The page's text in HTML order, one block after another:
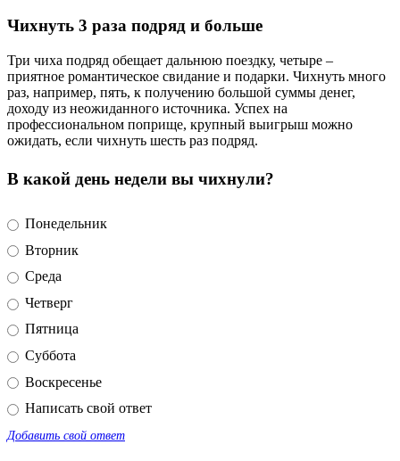
Чихнуть 3 раза подряд и больше
Три чиха подряд обещает дальнюю поездку, четыре –
приятное романтическое свидание и подарки. Чихнуть много
раз, например, пять, к получению большой суммы денег,
доходу из неожиданного источника. Успех на
профессиональном поприще, крупный выигрыш можно
ожидать, если чихнуть шесть раз подряд.
В какой день недели вы чихнули?
Понедельник
Вторник
Среда
Четверг
Пятница
Суббота
Воскресенье
Написать свой ответ
Добавить свой ответ